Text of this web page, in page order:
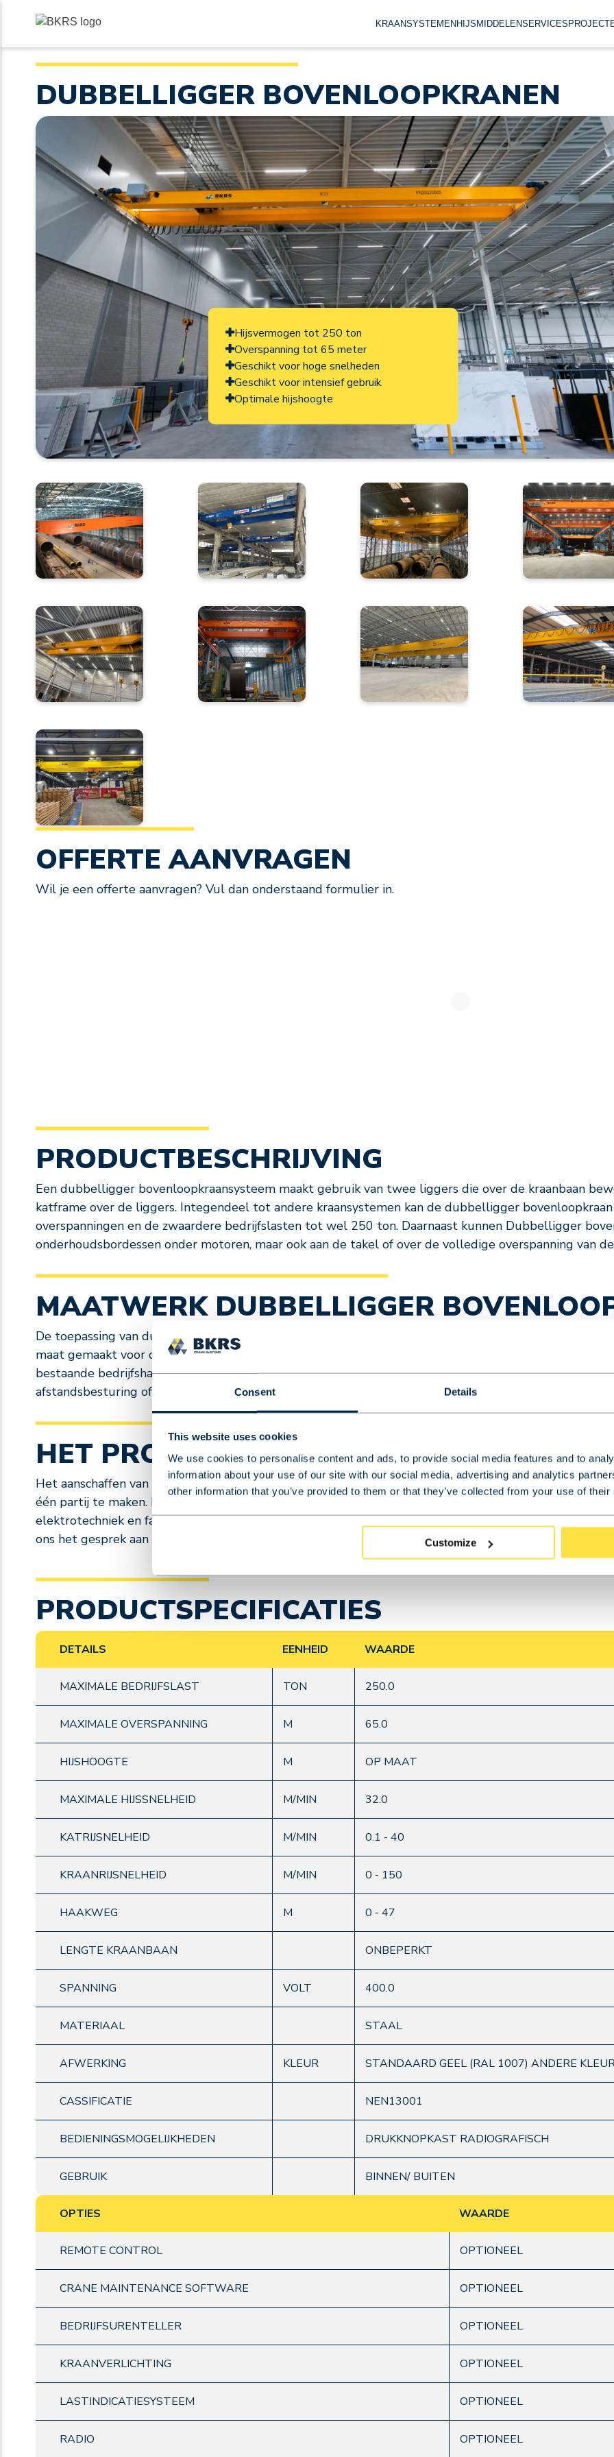
Consent Details
This website uses cookies
We use cookies to personalise content and ads, to provide social media features and to
information about your use of our site with our social media, advertising and analytics
other information that you’ve provided to them or that they’ve collected from your use of
Customize
KRAANSYSTEMEN HIJSMIDDELENSERVICES
DUBBELLIGGER BOVENLOOPKRANEN
Hijsvermogen tot 250 ton
Overspanning tot 65 meter
Geschikt voor hoge snelheden
Geschikt voor intensief gebruik
Optimale hijshoogte
OFFERTE AANVRAGEN
Wil je een offerte aanvragen? Vul dan onderstaand formulier in.
PRODUCTBESCHRIJVING
Een dubbelligger bovenloopkraansysteem maakt gebruik van twee liggers die over de kraanbaan
katframe over de liggers. Integendeel tot andere kraansystemen kan de dubbelligger
overspanningen en de zwaardere bedrijfslasten tot wel 250 ton. Daarnaast kunnen Dubbelligger
onderhoudsbordessen onder motoren, maar ook aan de takel of over de volledige overspanning van
MAATWERK DUBBELLIGGER
De toepassing van dubbelligger bovenloopkranen is door de hoge maximale bedrijfslast zeer divers.
maat gemaakt voor onze klanten. Dit kan door de beschikbaarheid van verschillende
bestaande bedrijfshallen. De besturing van dubbelliggers gebeurt doorgaans via een
afstandsbesturing of een kraancabine. Daarnaast zijn er vele extra’s te realiseren naar klantwens.
HET PROCES BIJ BKRS
Het aanschaffen van een dubbelligger bovenloopkraan is bij BKRS een proces zonder zorgen. Van
één partij te maken. BKRS regelt het complete proces. Dit begint met het ontwerp van de
elektrotechniek en fabricatie allemaal in de werkplaats. Tot slot wordt ook de afmontage bij u op
ons het gesprek aan wilt gaan over de ideale oplossing voor uw uitdaging, neem dan gerust
PRODUCTSPECIFICATIES
DETAILS EENHEID WAARDE
MAXIMALE BEDRIJFSLAST TON 250.0
MAXIMALE OVERSPANNING M 65.0
HIJSHOOGTE M OP MAAT
MAXIMALE HIJSSNELHEID M/MIN 32.0
KATRIJSNELHEID M/MIN 0.1 - 40
KRAANRIJSNELHEID M/MIN 0 - 150
HAAKWEG M 0 - 47
LENGTE KRAANBAAN ONBEPERKT
SPANNING VOLT 400.0
MATERIAAL STAAL
AFWERKING KLEUR STANDAARD GEEL (RAL 1007) ANDERE
CASSIFICATIE NEN13001
BEDIENINGSMOGELIJKHEDEN DRUKKNOPKAST RADIOGRAFISCH
GEBRUIK BINNEN/ BUITEN
OPTIES WAARDE
REMOTE CONTROL OPTIONEEL
CRANE MAINTENANCE SOFTWARE OPTIONEEL
BEDRIJFSURENTELLER OPTIONEEL
KRAANVERLICHTING OPTIONEEL
LASTINDICATIESYSTEEM OPTIONEEL
RADIO OPTIONEEL